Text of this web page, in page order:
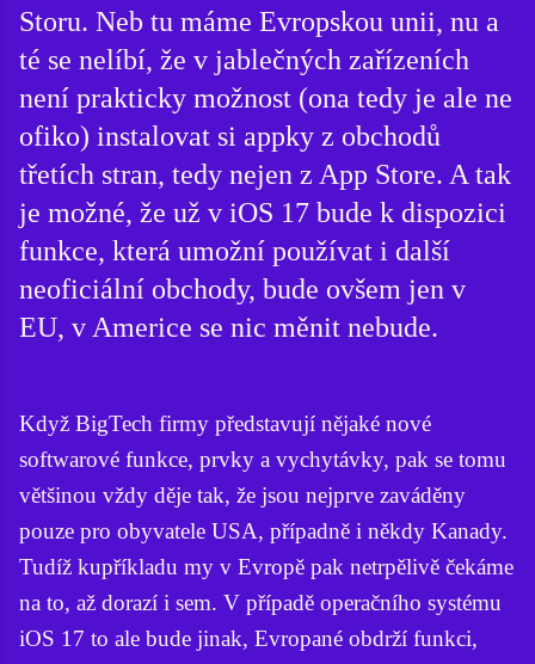
Storu. Neb tu máme Evropskou unii, nu a
té se nelíbí, že v jablečných zařízeních
není prakticky možnost (ona tedy je ale ne
ofiko) instalovat si appky z obchodů
třetích stran, tedy nejen z App Store. A tak
je možné, že už v iOS 17 bude k dispozici
funkce, která umožní používat i další
neoficiální obchody, bude ovšem jen v
EU, v Americe se nic měnit nebude.
Když BigTech firmy představují nějaké nové
softwarové funkce, prvky a vychytávky, pak se tomu
většinou vždy děje tak, že jsou nejprve zaváděny
pouze pro obyvatele USA, případně i někdy Kanady.
Tudíž kupříkladu my v Evropě pak netrpělivě čekáme
na to, až dorazí i sem. V případě operačního systému
iOS 17 to ale bude jinak, Evropané obdrží funkci,